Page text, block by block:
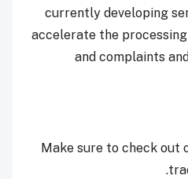
currently developing
accelerate the
and complaints
Make sure to check out